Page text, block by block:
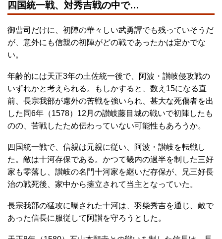
四国統一戦、対秀吉戦の中で…
御曹司だけに、初陣の華々しい武勇譚でも残っていそうだ
が、意外にも信親の初陣がどの戦であったかは定かでな
い。
年齢的には天正3年の土佐統一後で、阿波・讃岐侵攻戦の
いずれかと考えられる。もしかすると、数え15になる直
前、長宗我部が慮外の苦戦を強いられ、甚大な死傷者を出
した同6年（1578）12月の讃岐藤目城の戦いで初陣したも
のの、苦戦したため伝わっていない可能性もあろうか。
四国統一戦で、信親は元親に従い、阿波・讃岐を転戦し
た。敵は十河存保である。かつて畿内の過半を制した三好
家も零落し、讃岐の名門十河家を継いだ存保が、兄三好長
治の戦死後、家中から擁立されて当主となっていた。
長宗我部の猛攻に曝された十河は、羽柴秀吉を通じ、敵で
あった信長に服従して阿讃を守ろうとした。